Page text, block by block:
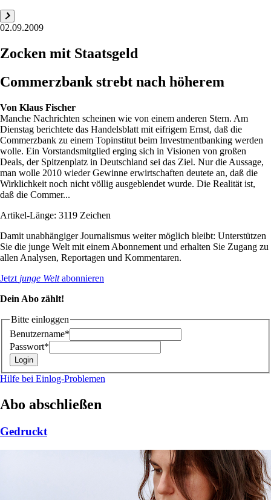
02.09.2009
Zocken mit Staatsgeld
Commerzbank strebt nach höherem
Von Klaus Fischer
Manche Nachrichten scheinen wie von einem anderen Stern. Am
Dienstag berichtete das Handelsblatt mit eifrigem Ernst, daß die
Commerzbank zu einem Topinstitut beim Investmentbanking werden
wolle. Ein Vorstandsmitglied erging sich in Visionen von großen
Deals, der Spitzenplatz in Deutschland sei das Ziel. Nur die Aussage,
man wolle 2010 wieder Gewinne erwirtschaften deutete an, daß die
Wirklichkeit noch nicht völlig ausgeblendet wurde. Die Realität ist,
daß die Commer...
Artikel-Länge: 3119 Zeichen
Damit unabhängiger Journalismus weiter möglich bleibt: Unterstützen
Sie die junge Welt mit einem Abonnement und erhalten Sie Zugang zu
allen Analysen, Reportagen und Kommentaren.
Jetzt junge Weltabonnieren
Dein Abo zählt!
Bitte einloggen
Benutzername*
Passwort*
Hilfe bei Einlog-Problemen
Abo abschließen
Gedruckt